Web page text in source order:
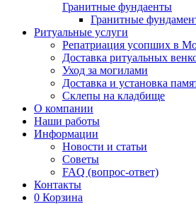
Гранитные фундаенты
Гранитные
Ритуальные услуги
Репатриация усопших в
Доставка ритуальных
Уход за могилами
Доставка и установка
Склепы на кладбище
О компании
Наши работы
Информации
Новости и статьи
Советы
FAQ (вопрос-ответ)
Контакты
0 Корзина